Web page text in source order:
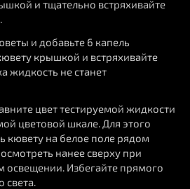
и тщательно встряхивайте
и добавьте 6 капель
крышкой и встряхивайте
жидкость не станет
цвет тестируемой жидкости
цветовой шкале. Для этого
кювету на белое поле рядом
нанее сверху при
освещении. Избегайте прямого
света.